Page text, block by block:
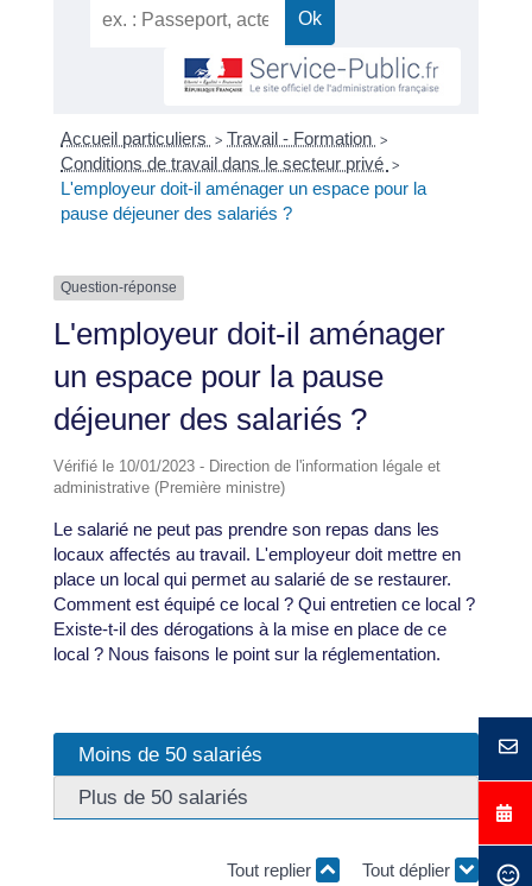
Accueil particuliers > Travail - Formation >
Conditions de travail dans le secteur privé >
L'employeur doit-il aménager un espace pour la
pause déjeuner des salariés ?
Question-réponse
L'employeur doit-il aménager
un espace pour la pause
déjeuner des salariés ?
Vérifié le 10/01/2023 - Direction de l'information légale et
administrative (Première ministre)
Le salarié ne peut pas prendre son repas dans les
locaux affectés au travail. L'employeur doit mettre en
place un local qui permet au salarié de se restaurer.
Comment est équipé ce local ? Qui entretien ce local ?
Existe-t-il des dérogations à la mise en place de ce
local ? Nous faisons le point sur la réglementation.
Moins de 50 salariés
Plus de 50 salariés
Tout replier Tout déplier